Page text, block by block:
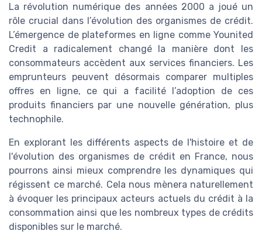
La révolution numérique des années 2000 a joué un
rôle crucial dans l’évolution des organismes de crédit.
L’émergence de plateformes en ligne comme Younited
Credit a radicalement changé la manière dont les
consommateurs accèdent aux services financiers. Les
emprunteurs peuvent désormais comparer multiples
offres en ligne, ce qui a facilité l’adoption de ces
produits financiers par une nouvelle génération, plus
technophile.
En explorant les différents aspects de l'histoire et de
l'évolution des organismes de crédit en France, nous
pourrons ainsi mieux comprendre les dynamiques qui
régissent ce marché. Cela nous mènera naturellement
à évoquer les principaux acteurs actuels du crédit à la
consommation ainsi que les nombreux types de crédits
disponibles sur le marché.